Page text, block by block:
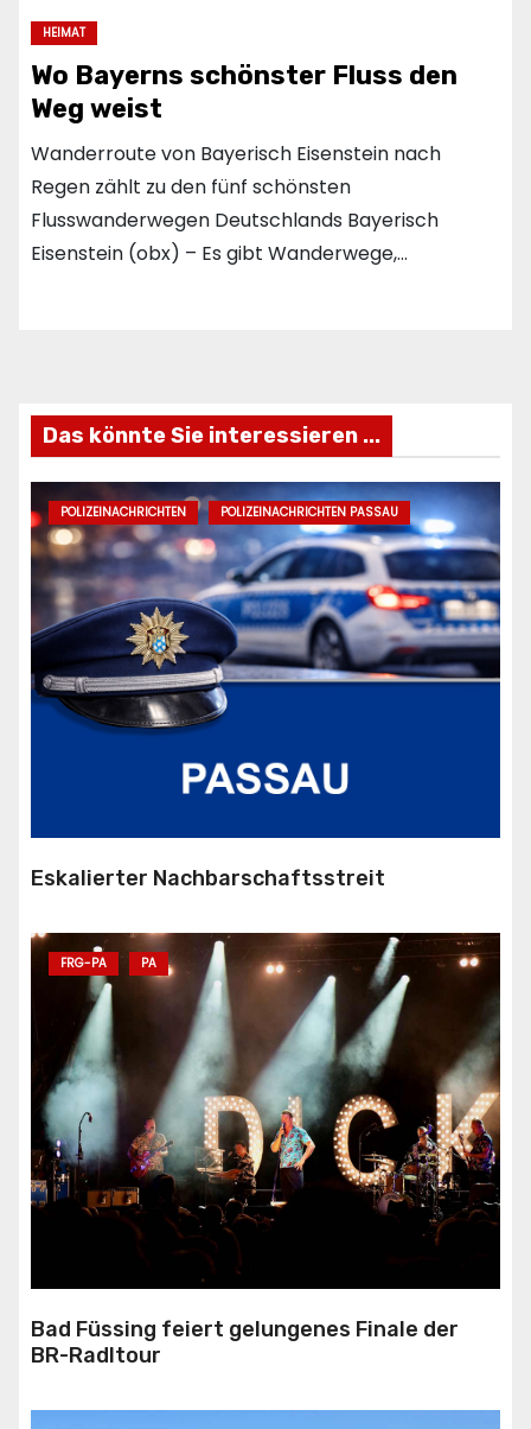
HEIMAT
Wo Bayerns schönster Fluss den
Weg weist
Wanderroute von Bayerisch Eisenstein nach
Regen zählt zu den fünf schönsten
Flusswanderwegen Deutschlands Bayerisch
Eisenstein (obx) – Es gibt Wanderwege,…
Das könnte Sie interessieren ...
POLIZEINACHRICHTEN POLIZEINACHRICHTEN PASSAU
Eskalierter Nachbarschaftsstreit
FRG-PA PA
Bad Füssing feiert gelungenes Finale der
BR-Radltour